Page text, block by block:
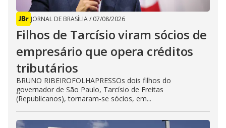
JORNAL DE BRASÍLIA/ 07/08/2026
Filhos de Tarcísio viram sócios de
empresário que opera créditos
tributários
BRUNO RIBEIROFOLHAPRESSOs dois filhos do
governador de São Paulo, Tarcísio de Freitas
(Republicanos), tornaram-se sócios, em...